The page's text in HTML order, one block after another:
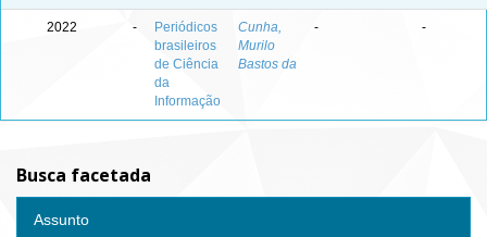
2022 -
Periódicos
brasileiros
de Ciência
da
Informação
Cunha,
Murilo
Bastos da
- -
Busca facetada
Assunto